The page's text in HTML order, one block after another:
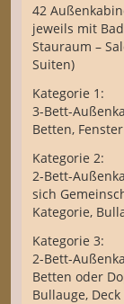
42
jeweils mit
Stauraum –
Suiten)
Kategorie 1:
3-Bett-
Betten,
Kategorie 2:
2-Bett-
sich
Kategorie,
Kategorie 3:
2-Bett-
Betten oder
Bullauge, Deck